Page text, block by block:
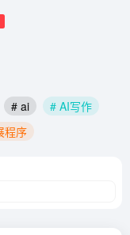
# ai
# AI写作
程序